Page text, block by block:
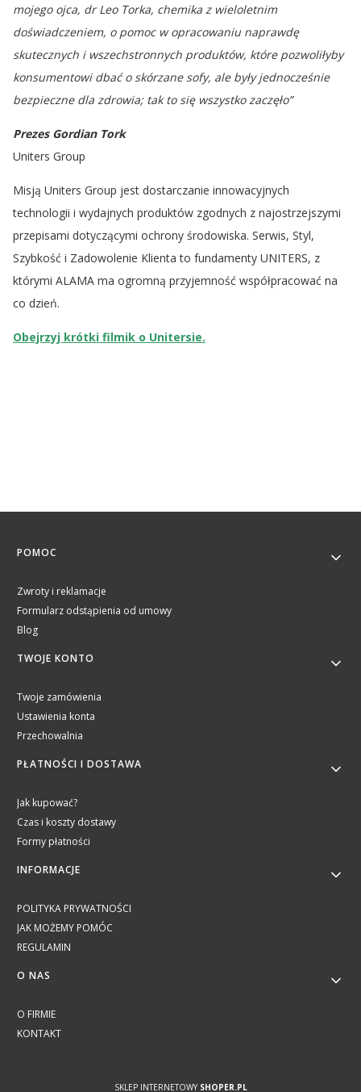
mojego ojca, dr Leo Torka, chemika z wieloletnim
doświadczeniem, o pomoc w opracowaniu naprawdę
skutecznych i wszechstronnych produktów, które pozwoliłyby
konsumentowi dbać o skórzane sofy, ale były jednocześnie
bezpieczne dla zdrowia; tak to się wszystko zaczęło”
Prezes Gordian Tork
Uniters Group
Misją Uniters Group jest dostarczanie innowacyjnych
technologii i wydajnych produktów zgodnych z najostrzejszymi
przepisami dotyczącymi ochrony środowiska. Serwis, Styl,
Szybkość i Zadowolenie Klienta to fundamenty UNITERS, z
którymi ALAMA ma ogromną przyjemność współpracować na
co dzień.
Obejrzyj krótki filmik o Unitersie.
Linki w stopce
POMOC
Zwroty i reklamacje
Formularz odstąpienia od umowy
Blog
TWOJE KONTO
Twoje zamówienia
Ustawienia konta
Przechowalnia
PŁATNOŚCI I DOSTAWA
Jak kupować?
Czas i koszty dostawy
Formy płatności
INFORMACJE
POLITYKA PRYWATNOŚCI
JAK MOŻEMY POMÓC
REGULAMIN
O NAS
O FIRMIE
KONTAKT
SKLEP INTERNETOWY SHOPER.PL